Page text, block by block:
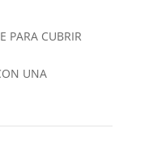
PARA CUBRIR
UNA